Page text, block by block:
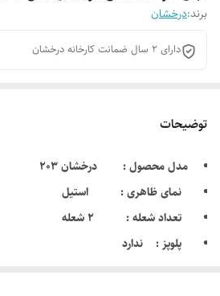
برند:درخشان
دارای 2 سال ضمانت کارخانه درخشان
توضیحات
مدل محصول : درخشان 203
نمای ظاهری : استیل
تعداد شعله : 2 شعله
پلوپز : ندارد